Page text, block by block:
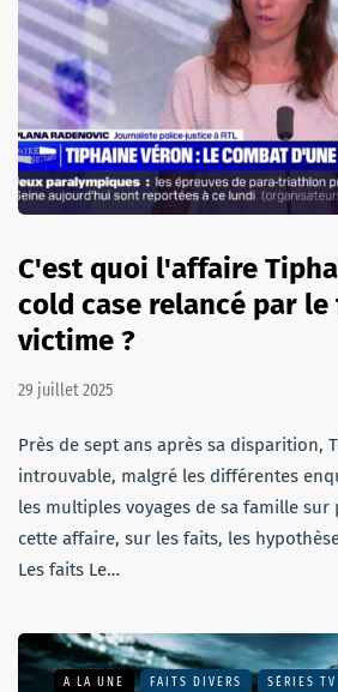
C'est quoi l'affaire
cold case relancé par
victime ?
29 juillet 2025
Près de sept ans après sa disparition,
introuvable, malgré les différentes
les multiples voyages de sa famille sur
cette affaire, sur les faits, les
Les faits Le…
A LA UNE FAITS DIVERS SÉRIES TV